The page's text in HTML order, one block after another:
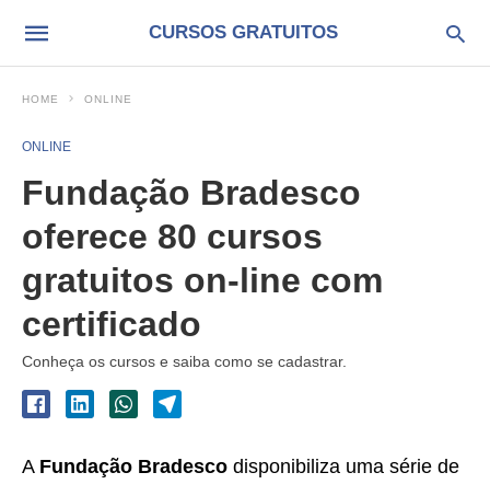
CURSOS GRATUITOS
HOME ONLINE
ONLINE
Fundação Bradesco
oferece 80 cursos
gratuitos on-line com
certificado
Conheça os cursos e saiba como se cadastrar.
A Fundação Bradesco disponibiliza uma série de